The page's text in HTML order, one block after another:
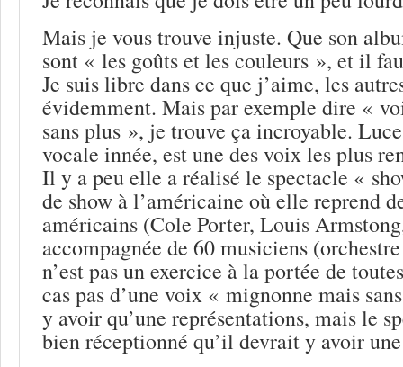
Mais je vous trouve injuste. Que son
sont « les goûts et les couleurs », et il
Je suis libre dans ce que j’aime, les
évidemment. Mais par exemple dire «
sans plus », je trouve ça incroyable.
vocale innée, est une des voix les plus
Il y a peu elle a réalisé le spectacle «
de show à l’américaine où elle reprend
américains (Cole Porter, Louis
accompagnée de 60 musiciens
n’est pas un exercice à la portée de
cas pas d’une voix « mignonne mais
y avoir qu’une représentations, mais le
bien réceptionné qu’il devrait y avoir